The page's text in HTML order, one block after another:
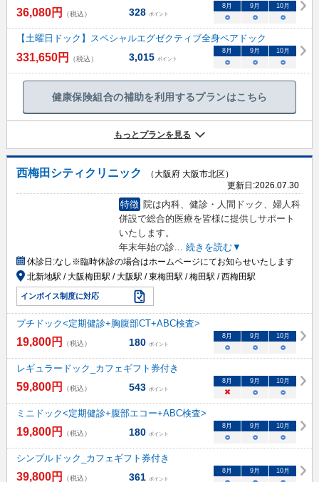
36,080円 （税込） 328 ポイント
8月 9月 10月
○ ○ ○
【土曜日ドック】スペシャルエグゼクティブ全身ペアドック
331,650円 （税込） 3,015 ポイント
8月 9月 10月
○ ○ ○
健康保険組合の補助を利用するプランはこちら
もっとプランを見る
西梅田シティクリニック
（大阪府 大阪市北区）
更新日:2026.07.30
特徴 院は内科、健診・人間ドック、婦人科
併設で総合的医療を皆様に提供しサポート
いたします。
年末年始の診... 続きを読む▼
休診日:なし※臨時休診の場合はホームページにてお知らせいたします
北新地駅 / 大阪梅田駅 / 大阪駅 / 東梅田駅 / 梅田駅 / 西梅田駅
インボイス制度に対応
プチドック<定期健診+胸腹部CT+ABC検査>
19,800円 （税込） 180 ポイント
8 月 9 月 10月
○ ○ ○
レギュラードック_カフェギフト券付き
59,800円 （税込） 543 ポイント
8 月 9 月 10月
× ○ ○
ミニドック<定期健診+腹部エコー+ABC検査>
19,800円 （税込） 180 ポイント
8 月 9 月 10月
○ ○ ○
シンプルドック_カフェギフト券付き
39,800円 （税込） 361 ポイント
8 月 9 月 10月